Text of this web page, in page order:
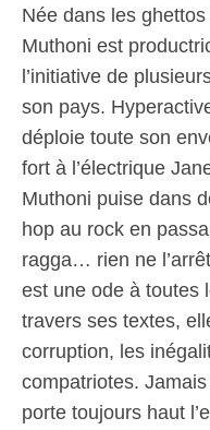
Née dans les
Muthoni est
l’initiative de
son pays.
déploie toute son
fort à l’électrique
Muthoni puise dans
hop au rock en
ragga… rien ne
est une ode à toutes
travers ses textes,
corruption, les
compatriotes.
porte toujours haut